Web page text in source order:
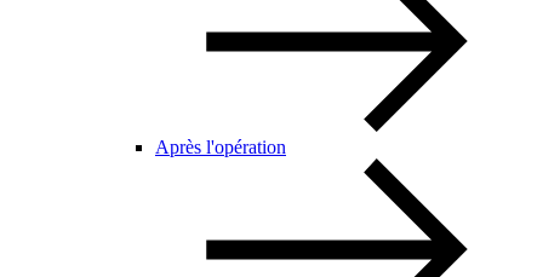
Après l'opération